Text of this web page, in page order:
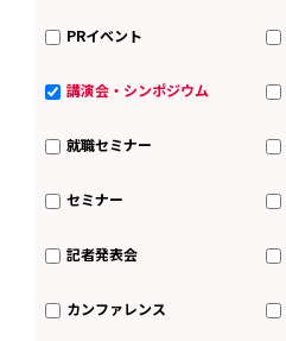
PRイベント
講演会・シンポジウム
就職セミナー
セミナー
記者発表会
カンファレンス